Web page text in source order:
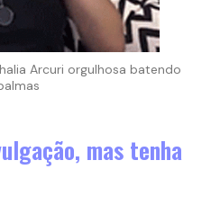
Arcuri orgulhosa batendo
mas tenha